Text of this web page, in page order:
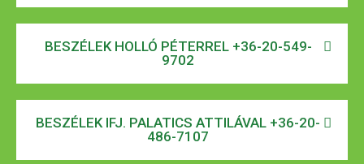
BESZÉLEK HOLLÓ PÉTERREL +36-20-549-
9702
BESZÉLEK IFJ. PALATICS ATTILÁVAL +36-20-
486-7107